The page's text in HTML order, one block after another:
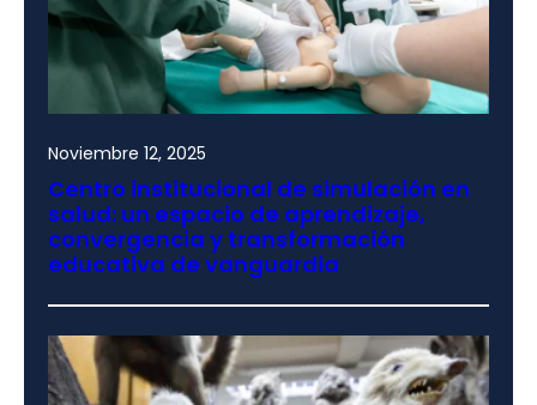
Noviembre 12, 2025
Centro institucional de simulación en
salud: un espacio de aprendizaje,
convergencia y transformación
educativa de vanguardia